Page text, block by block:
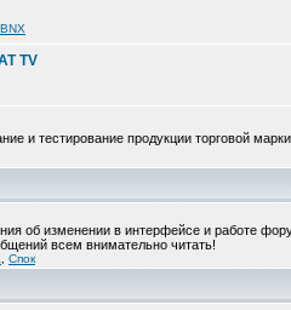
BNX
TV
и тестирование продукции торговой
об изменении в интерфейсе и работе
всем внимательно читать!
Спок